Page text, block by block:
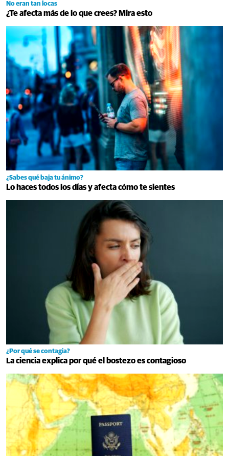
No eran tan locas
¿Te afecta más de lo que crees? Mira esto
¿Sabes qué baja tu ánimo?
Lo haces todos los días y afecta cómo te sientes
¿Por qué se contagia?
La ciencia explica por qué el bostezo es contagioso